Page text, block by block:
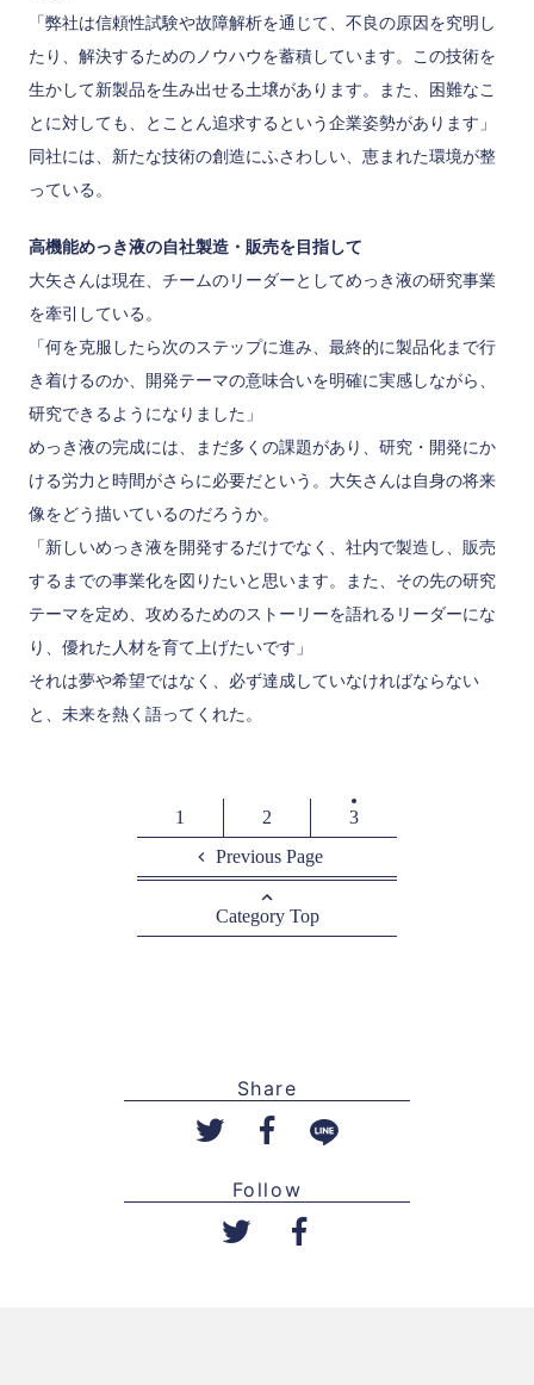
「弊社は信頼性試験や故障解析を通じて、不良の原因を究明し
たり、解決するためのノウハウを蓄積しています。この技術を
生かして新製品を生み出せる土壌があります。また、困難なこ
とに対しても、とことん追求するという企業姿勢があります」
同社には、新たな技術の創造にふさわしい、恵まれた環境が整
っている。
高機能めっき液の自社製造・販売を目指して
大矢さんは現在、チームのリーダーとしてめっき液の研究事業
を牽引している。
「何を克服したら次のステップに進み、最終的に製品化まで行
き着けるのか、開発テーマの意味合いを明確に実感しながら、
研究できるようになりました」
めっき液の完成には、まだ多くの課題があり、研究・開発にか
ける労力と時間がさらに必要だという。大矢さんは自身の将来
像をどう描いているのだろうか。
「新しいめっき液を開発するだけでなく、社内で製造し、販売
するまでの事業化を図りたいと思います。また、その先の研究
テーマを定め、攻めるためのストーリーを語れるリーダーにな
り、優れた人材を育て上げたいです」
それは夢や希望ではなく、必ず達成していなければならない
と、未来を熱く語ってくれた。
1 2
3
Previous Page
Category Top
Share
Follow